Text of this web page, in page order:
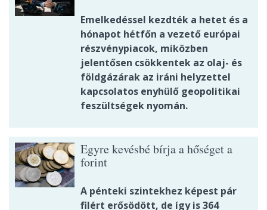
Emelkedéssel kezdték a hetet és a
hónapot hétfőn a vezető európai
részvénypiacok, miközben
jelentősen csökkentek az olaj- és
földgázárak az iráni helyzettel
kapcsolatos enyhülő geopolitikai
feszültségek nyomán.
Egyre kevésbé bírja a hőséget a
forint
A pénteki szintekhez képest pár
filért erősödött, de így is 364